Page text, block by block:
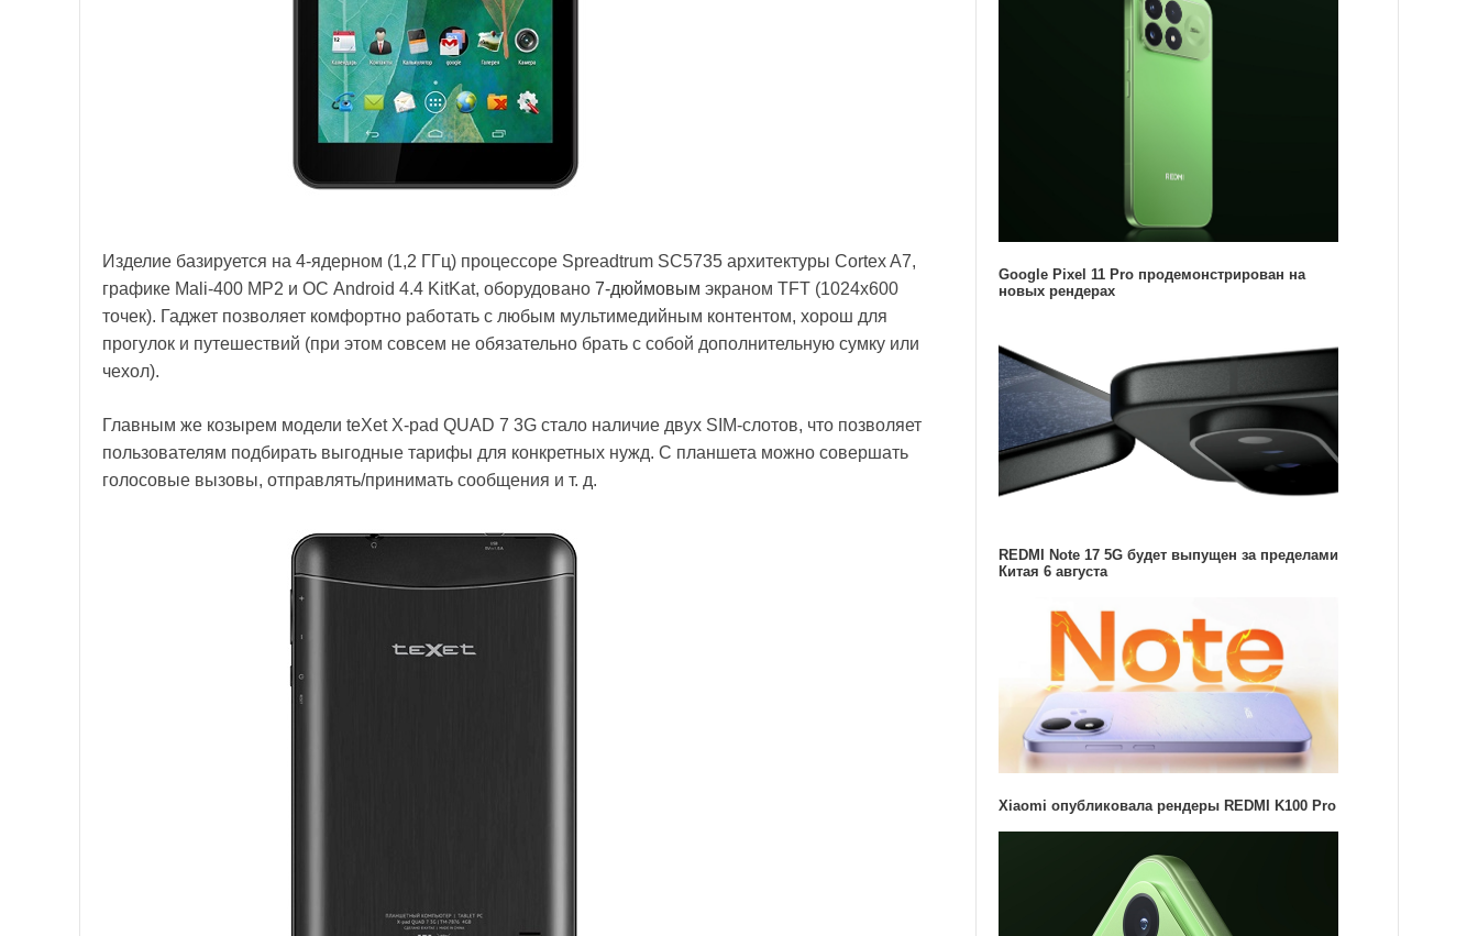
Изделие базируется на 4-ядерном (1,2 ГГц) процессоре Spreadtrum SC5735 архитектуры Cortex A7,
графике Mali-400 MP2 и ОС Android 4.4 KitKat, оборудовано 7-дюймовым экраном TFT (1024х600
точек). Гаджет позволяет комфортно работать с любым мультимедийным контентом, хорош для
прогулок и путешествий (при этом совсем не обязательно брать с собой дополнительную сумку или
чехол).
Главным же козырем модели teXet X-pad QUAD 7 3G стало наличие двух SIM-слотов, что позволяет
пользователям подбирать выгодные тарифы для конкретных нужд. С планшета можно совершать
голосовые вызовы, отправлять/принимать сообщения и т. д.
Google Pixel 11 Pro продемонстрирован на
новых рендерах
REDMI Note 17 5G будет выпущен за пределами
Китая 6 августа
Xiaomi опубликовала рендеры REDMI K100 Pro